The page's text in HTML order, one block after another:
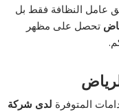
عامل النظافة فقط بل
تحصل على مظهر
المتوفرة لدى شركة